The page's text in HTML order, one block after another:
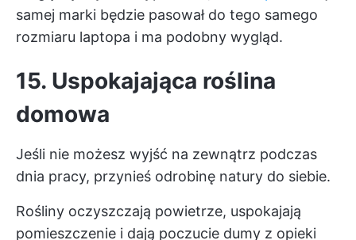
samej marki będzie pasował do tego samego
rozmiaru laptopa i ma podobny wygląd.
15. Uspokajająca roślina
domowa
Jeśli nie możesz wyjść na zewnątrz podczas
dnia pracy, przynieś odrobinę natury do siebie.
Rośliny oczyszczają powietrze, uspokajają
pomieszczenie i dają poczucie dumy z opieki